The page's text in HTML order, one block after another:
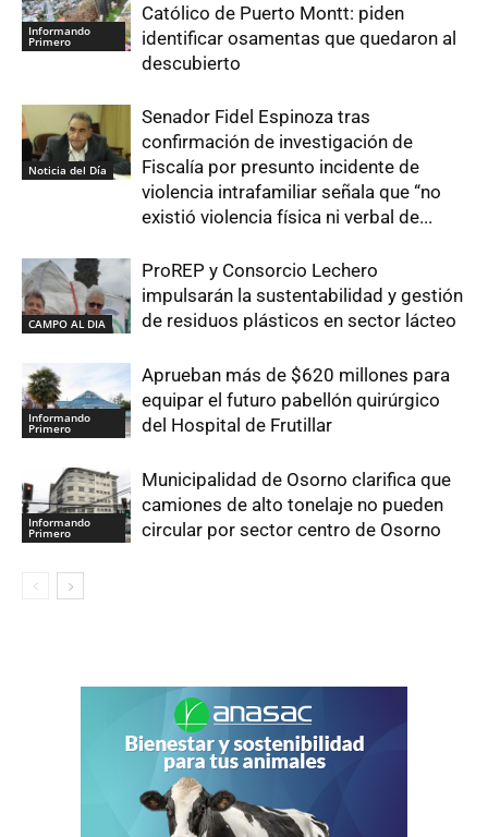
Informando
Primero
Católico de Puerto Montt: piden
identificar osamentas que quedaron al
descubierto
Noticia del Día
Senador Fidel Espinoza tras
confirmación de investigación de
Fiscalía por presunto incidente de
violencia intrafamiliar señala que “no
existió violencia física ni verbal de...
CAMPO AL DIA
ProREP y Consorcio Lechero
impulsarán la sustentabilidad y gestión
de residuos plásticos en sector lácteo
Informando
Primero
Aprueban más de $620 millones para
equipar el futuro pabellón quirúrgico
del Hospital de Frutillar
Informando
Primero
Municipalidad de Osorno clarifica que
camiones de alto tonelaje no pueden
circular por sector centro de Osorno